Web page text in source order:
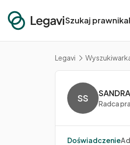
Szukaj prawnika
Legavi
SS Radca
Doświadczenie